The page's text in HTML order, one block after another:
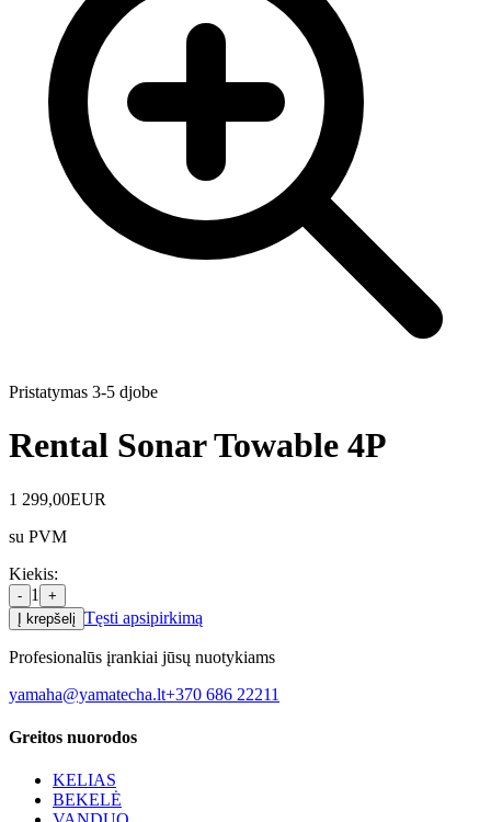
Pristatymas 3-5 djobe
Rental Sonar Towable 4P
1 299,00EUR
su PVM
Kiekis:
- 1
+
Į krepšelį Tęsti apsipirkimą
Profesionalūs įrankiai jūsų nuotykiams
yamaha@yamatecha.lt+370 686 22211
Greitos nuorodos
KELIAS
BEKELĖ